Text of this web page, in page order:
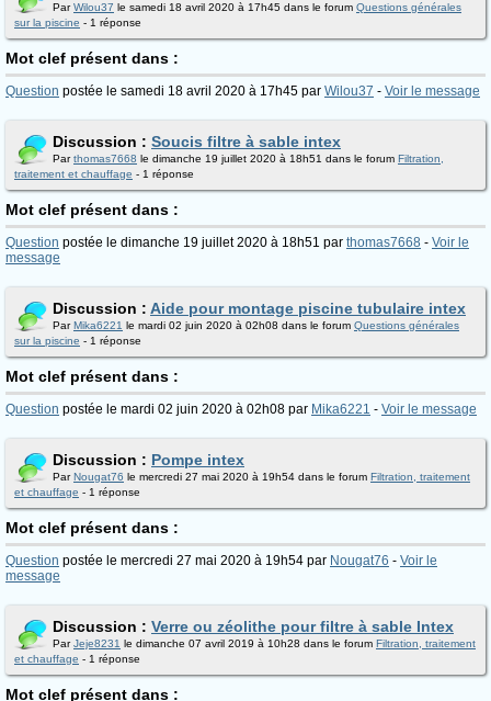
ParWilou37 le samedi 18 avril 2020 à 17h45 dans le forum Questions générales
sur la piscine - 1 réponse
Mot clef présent dans :
Question postée le samedi 18 avril 2020 à 17h45 par Wilou37 - Voir le message
Discussion : Soucis filtre à sable intex
Parthomas7668 le dimanche 19 juillet 2020 à 18h51 dans le forum Filtration,
traitement et chauffage - 1 réponse
Mot clef présent dans :
Question postée le dimanche 19 juillet 2020 à 18h51 par thomas7668 - Voir le
message
Discussion : Aide pour montage piscine tubulaire intex
ParMika6221 le mardi 02 juin 2020 à 02h08 dans le forum Questions générales
sur la piscine - 1 réponse
Mot clef présent dans :
Question postée le mardi 02 juin 2020 à 02h08 par Mika6221 - Voir le message
Discussion : Pompe intex
ParNougat76 le mercredi 27 mai 2020 à 19h54 dans le forum Filtration, traitement
et chauffage - 1 réponse
Mot clef présent dans :
Question postée le mercredi 27 mai 2020 à 19h54 par Nougat76 - Voir le
message
Discussion : Verre ou zéolithe pour filtre à sable Intex
ParJeje8231 le dimanche 07 avril 2019 à 10h28 dans le forum Filtration, traitement
et chauffage - 1 réponse
Mot clef présent dans :